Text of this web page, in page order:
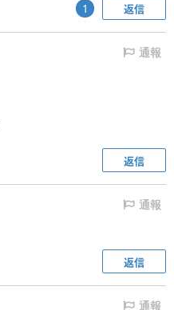
返信
1
通報
返信
通報
返信
通報